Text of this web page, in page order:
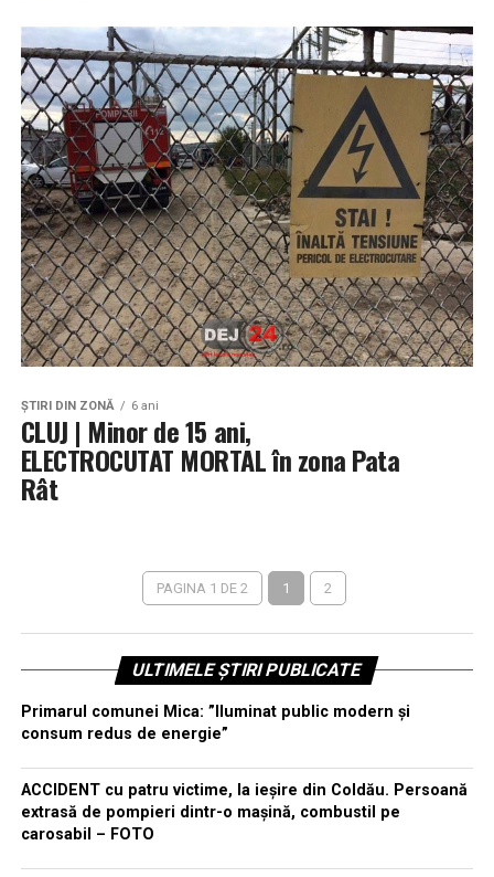
ŞTIRI DIN ZONĂ 6 ani
CLUJ | Minor de 15 ani,
ELECTROCUTAT MORTAL în zona Pata
Rât
PAGINA 1 DE 2 1 2
ULTIMELE ȘTIRI PUBLICATE
Primarul comunei Mica: ”Iluminat public modern și
consum redus de energie”
ACCIDENT cu patru victime, la ieșire din Coldău. Persoană
extrasă de pompieri dintr-o mașină, combustil pe
carosabil – FOTO